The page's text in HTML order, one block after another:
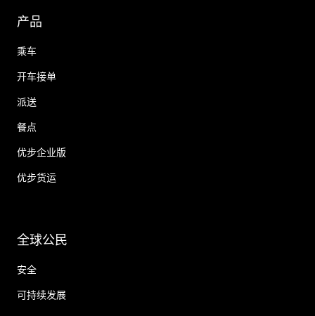
产品
乘车
开车接单
派送
餐点
优步企业版
优步货运
全球公民
安全
可持续发展